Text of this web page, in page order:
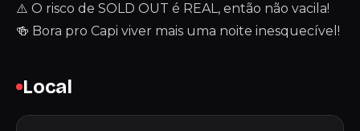
⚠️ O risco de SOLD OUT é REAL, então não vacila!
🍻 Bora pro Capi viver mais uma noite inesquecível!
Local